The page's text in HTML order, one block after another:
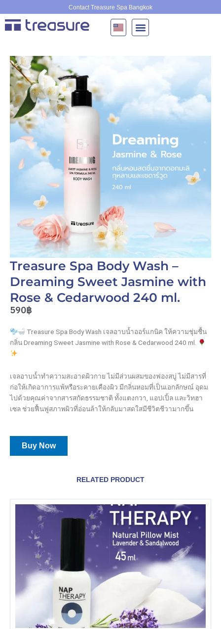
to
content
Contact Treasure Spa Bangkok
Treasure Spa Body Wash –
Dreaming Sweet Jasmine with
Rose & Cedarwood 240 ml.
590฿
Treasure Spa Body Wash เจลอาบน้ำออร์แกนิค ให้ความชุ่มชื้น
กลิ่น Dreaming Sweet Jasmine with Rose & Cedarwood 240 ml.
เจลอาบน้ำทำความสะอาดผิวกาย ไม่มีส่วนผสมของฟองสบู่ ไม่มีสารที่
ก่อให้เกิดอาการแพ้หรือระคายเคืองผิว มีกลิ่นหอมที่เป็นเอกลักษณ์ อุดม
ไปด้วยคุณค่าจากสารสกัดธรรมชาติ ทั้งแตงกวา, แอปเปิ้ล และวิทฮา
เซล ช่วยฟื้นฟูสภาพผิวที่อ่อนล้าให้กลับมาสดใสมีชีวิตชีวามากขึ้น
Buy Now
RELATED PRODUCT